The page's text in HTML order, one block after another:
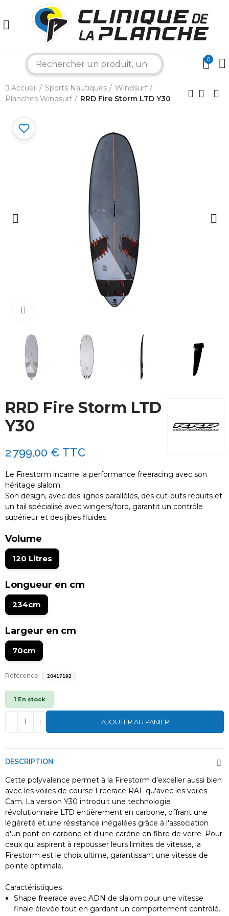
0
Accueil Sports Nautiques
Windsurf
Planches Windsurf
RRD Fire Storm LTD Y30
RRD Fire Storm LTD
Y30
2 799,00 € TTC
Le Firestorm incarne la performance freeracing avec son
héritage slalom.
Son design, avec des lignes parallèles, des cut-outs réduits et
un tail spécialisé avec wingers/toro, garantit un contrôle
supérieur et des jibes fluides.
Volume
120 Litres
Longueur en cm
234cm
Largeur en cm
70cm
Référence 20417192
1 En stock
AJOUTER AU PANIER
DESCRIPTION
Cette polyvalence permet à la Firestorm d'exceller aussi bien
avec les voiles de course Freerace RAF qu'avec les voiles
Cam. La version Y30 introduit une technologie
révolutionnaire LTD entièrement en carbone, offrant une
légèreté et une résistance inégalées grâce à l'association
d'un pont en carbone et d'une carène en fibre de verre. Pour
ceux qui aspirent à repousser leurs limites de vitesse, la
Firestorm est le choix ultime, garantissant une vitesse de
pointe optimale.
Caractéristiques
Shape freerace avec ADN de slalom pour une vitesse
finale élevée tout en gardant un comportement contrôlé.